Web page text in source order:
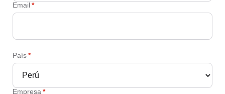
Email*
País*
Empresa *